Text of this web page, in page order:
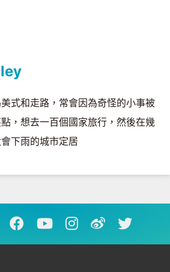
式和走路，常會因為奇怪的小事被
，想去一百個國家旅行，然後在幾
下雨的城市定居